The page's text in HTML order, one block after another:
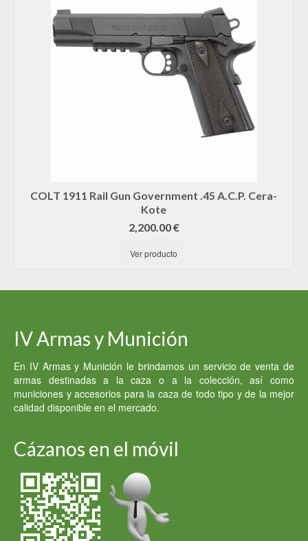
COLT 1911 Rail Gun Government .45 A.C.P. Cera-
Kote
2,200.00€
Ver producto
IV Armas y Munición
En IV Armas y Munición le brindamos un servicio de venta de
armas destinadas a la caza o a la colección, así como
municiones y accesorios para la caza de todo tipo y de la mejor
calidad disponible en el mercado.
Cázanos en el móvil